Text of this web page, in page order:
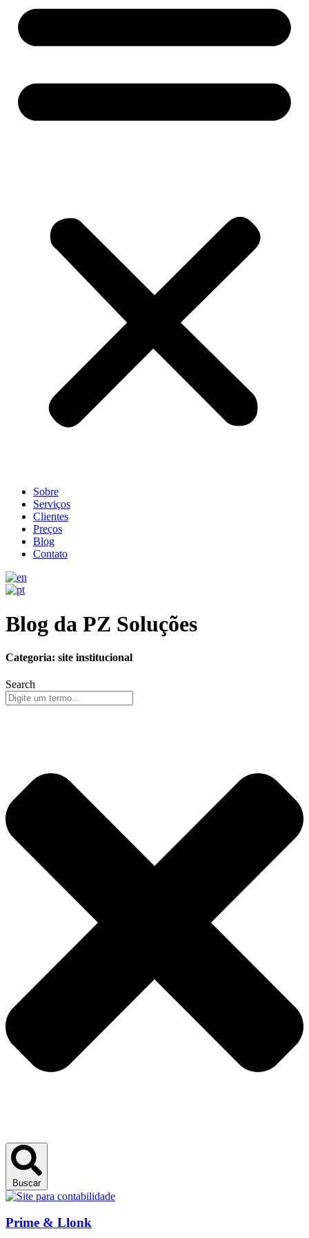
Sobre
Serviços
Clientes
Preços
Blog
Contato
Blog da PZ Soluções
Categoria: site institucional
Search
Buscar
Prime & Llonk